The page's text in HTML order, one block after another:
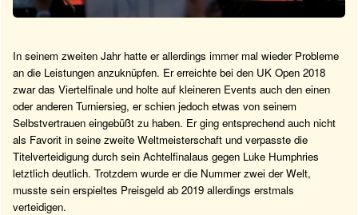
In seinem zweiten Jahr hatte er allerdings immer mal wieder Probleme
an die Leistungen anzuknüpfen. Er erreichte bei den UK Open 2018
zwar das Viertelfinale und holte auf kleineren Events auch den einen
oder anderen Turniersieg, er schien jedoch etwas von seinem
Selbstvertrauen eingebüßt zu haben. Er ging entsprechend auch nicht
als Favorit in seine zweite Weltmeisterschaft und verpasste die
Titelverteidigung durch sein Achtelfinalaus gegen Luke Humphries
letztlich deutlich. Trotzdem wurde er die Nummer zwei der Welt,
musste sein erspieltes Preisgeld ab 2019 allerdings erstmals
verteidigen.